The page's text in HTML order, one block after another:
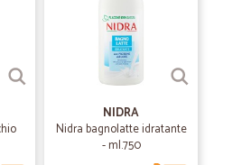
NIDRA
Nidra bagnolatte idratante
- ml.750